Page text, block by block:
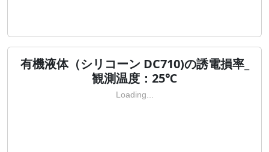
有機液体（シリコーン DC710)の誘電損率_
観測温度：25℃
Loading...